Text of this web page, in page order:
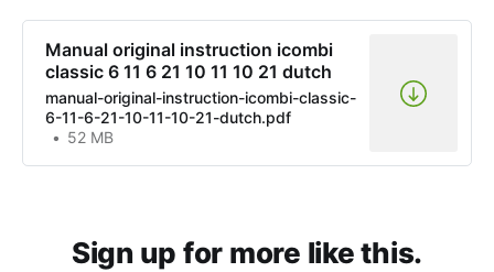
Manual original instruction icombi
classic 6 11 6 21 10 11 10 21 dutch
manual-original-instruction-icombi-classic-
6-11-6-21-10-11-10-21-dutch.pdf
52 MB
Sign up for more like this.